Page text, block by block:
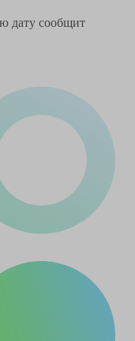
дату сообщит